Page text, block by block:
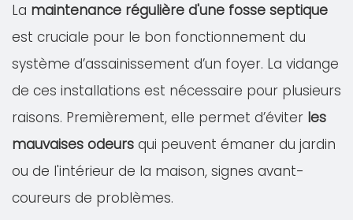
La maintenance régulière d'une fosse septique
est cruciale pour le bon fonctionnement du
système d’assainissement d’un foyer. La vidange
de ces installations est nécessaire pour plusieurs
raisons. Premièrement, elle permet d’éviter les
mauvaises odeurs qui peuvent émaner du jardin
ou de l'intérieur de la maison, signes avant-
coureurs de problèmes.